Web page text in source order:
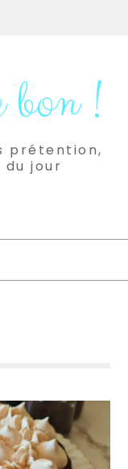
!
prétention,
jour